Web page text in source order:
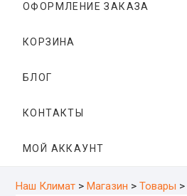
ОФОРМЛЕНИЕ ЗАКАЗА
КОРЗИНА
БЛОГ
КОНТАКТЫ
МОЙ АККАУНТ
Наш Климат > Магазин > Товары >